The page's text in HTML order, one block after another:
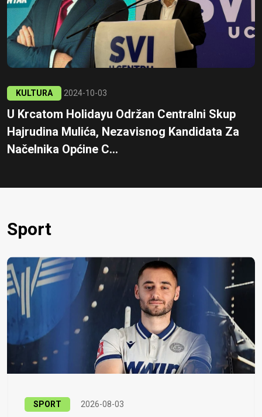
KULTURA 2024-10-03
U Krcatom Holidayu Održan Centralni Skup
Hajrudina Mulića, Nezavisnog Kandidata Za
Načelnika Općine C...
Sport
SPORT 2026-08-03